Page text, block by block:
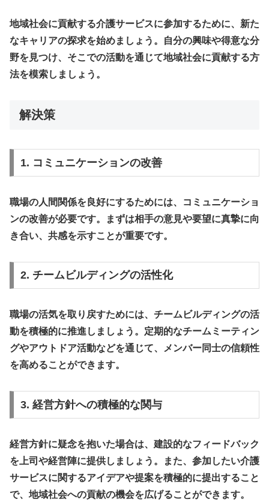
地域社会に貢献する介護サービスに参加するために、新た
なキャリアの探求を始めましょう。自分の興味や得意な分
野を見つけ、そこでの活動を通じて地域社会に貢献する方
法を模索しましょう。
解決策
1. コミュニケーションの改善
職場の人間関係を良好にするためには、コミュニケーショ
ンの改善が必要です。まずは相手の意見や要望に真摯に向
き合い、 共感を示すことが重要です。
2. チームビルディングの活性化
職場の活気を取り戻すためには、チームビルディングの活
動を積極的に推進しましょう。定期的なチームミーティン
グやアウトドア活動などを通じて、メンバー同士の信頼性
を高めることができます。
3. 経営方針への積極的な関与
経営方針に疑念を抱いた場合は、 建設的なフィードバック
を上司や経営陣に提供しましょう。また、参加したい介護
サービスに関するアイデアや提案を積極的に提出すること
で、地域社会への貢献の機会を広げることができます。